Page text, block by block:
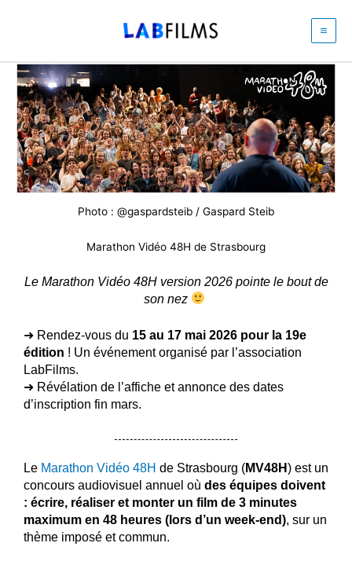
Photo : @gaspardsteib / Gaspard Steib
Marathon Vidéo 48H de Strasbourg
Le Marathon Vidéo 48H version 2026 pointe le bout de
son nez
➜ Rendez-vous du 15 au 17 mai 2026 pour la 19e
édition ! Un événement organisé par l’association
LabFilms.
➜ Révélation de l’affiche et annonce des dates
d’inscription fin mars.
Le Marathon Vidéo 48H de Strasbourg (MV48H) est un
concours audiovisuel annuel où des équipes doivent
: écrire, réaliser et monter un film de 3 minutes
maximum en 48 heures (lors d’un week-end), sur un
thème imposé et commun.